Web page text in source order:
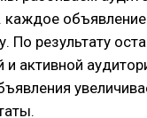
каждое
По результату
активной